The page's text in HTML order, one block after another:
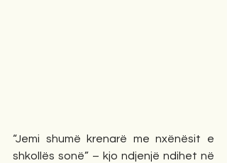
“Jemi shumë krenarë me nxënësit e
shkollës sonë” – kjo ndjenjë ndihet në